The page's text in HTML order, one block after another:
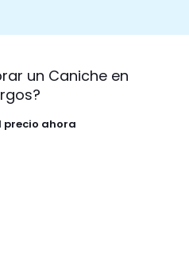
un Caniche en
precio ahora